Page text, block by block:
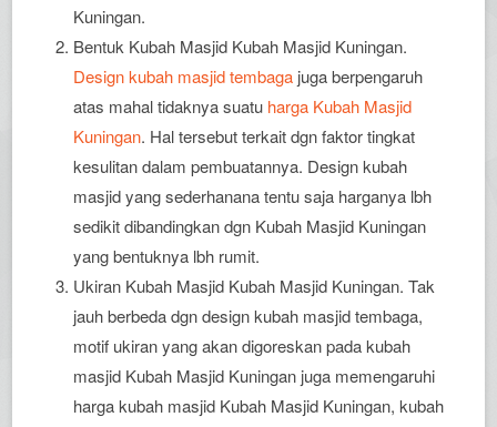
Kuningan.
Bentuk Kubah Masjid Kubah Masjid Kuningan.
Design kubah masjid tembaga juga berpengaruh
atas mahal tidaknya suatu harga Kubah Masjid
Kuningan. Hal tersebut terkait dgn faktor tingkat
kesulitan dalam pembuatannya. Design kubah
masjid yang sederhanana tentu saja harganya lbh
sedikit dibandingkan dgn Kubah Masjid Kuningan
yang bentuknya lbh rumit.
Ukiran Kubah Masjid Kubah Masjid Kuningan. Tak
jauh berbeda dgn design kubah masjid tembaga,
motif ukiran yang akan digoreskan pada kubah
masjid Kubah Masjid Kuningan juga memengaruhi
harga kubah masjid Kubah Masjid Kuningan, kubah